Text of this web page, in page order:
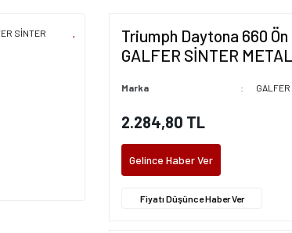
Triumph Daytona 660
GALFER SİNTER METAL
Marka GALFER
2.284,80 TL
Gelince Haber Ver
Fiyatı Düşünce Haber Ver